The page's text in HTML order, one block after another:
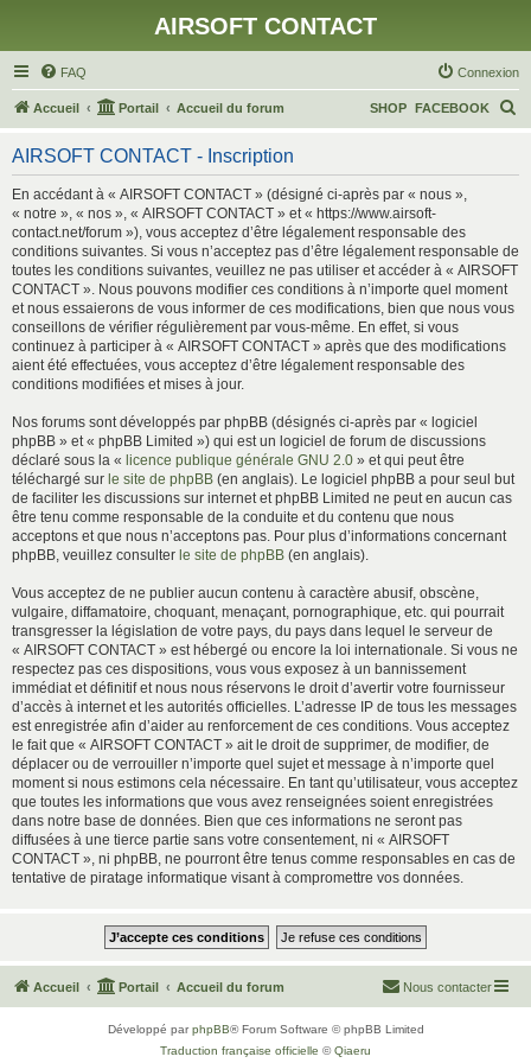
AIRSOFT CONTACT
FAQ Connexion
Accueil Portail Accueil du forum FACEBOOK
SHOP
AIRSOFT CONTACT - Inscription
En accédant à « AIRSOFT CONTACT » (désigné ci-après par « nous »,
« notre », « nos », « AIRSOFT CONTACT » et « https://www.airsoft-
contact.net/forum »), vous acceptez d’être légalement responsable des
conditions suivantes. Si vous n’acceptez pas d’être légalement responsable de
toutes les conditions suivantes, veuillez ne pas utiliser et accéder à « AIRSOFT
CONTACT ». Nous pouvons modifier ces conditions à n’importe quel moment
et nous essaierons de vous informer de ces modifications, bien que nous vous
conseillons de vérifier régulièrement par vous-même. En effet, si vous
continuez à participer à « AIRSOFT CONTACT » après que des modifications
aient été effectuées, vous acceptez d’être légalement responsable des
conditions modifiées et mises à jour.
Nos forums sont développés par phpBB (désignés ci-après par « logiciel
phpBB » et « phpBB Limited ») qui est un logiciel de forum de discussions
déclaré sous la « licence publique générale GNU 2.0 » et qui peut être
téléchargé sur le site de phpBB (en anglais). Le logiciel phpBB a pour seul but
de faciliter les discussions sur internet et phpBB Limited ne peut en aucun cas
être tenu comme responsable de la conduite et du contenu que nous
acceptons et que nous n’acceptons pas. Pour plus d’informations concernant
phpBB, veuillez consulter le site de phpBB (en anglais).
Vous acceptez de ne publier aucun contenu à caractère abusif, obscène,
vulgaire, diffamatoire, choquant, menaçant, pornographique, etc. qui pourrait
transgresser la législation de votre pays, du pays dans lequel le serveur de
« AIRSOFT CONTACT » est hébergé ou encore la loi internationale. Si vous ne
respectez pas ces dispositions, vous vous exposez à un bannissement
immédiat et définitif et nous nous réservons le droit d’avertir votre fournisseur
d’accès à internet et les autorités officielles. L’adresse IP de tous les messages
est enregistrée afin d’aider au renforcement de ces conditions. Vous acceptez
le fait que « AIRSOFT CONTACT » ait le droit de supprimer, de modifier, de
déplacer ou de verrouiller n’importe quel sujet et message à n’importe quel
moment si nous estimons cela nécessaire. En tant qu’utilisateur, vous acceptez
que toutes les informations que vous avez renseignées soient enregistrées
dans notre base de données. Bien que ces informations ne seront pas
diffusées à une tierce partie sans votre consentement, ni « AIRSOFT
CONTACT », ni phpBB, ne pourront être tenus comme responsables en cas de
tentative de piratage informatique visant à compromettre vos données.
Accueil Portail Accueil du forum Nous contacter
Développé parphpBB® Forum Software © phpBB Limited
Traduction française officielle ©Qiaeru